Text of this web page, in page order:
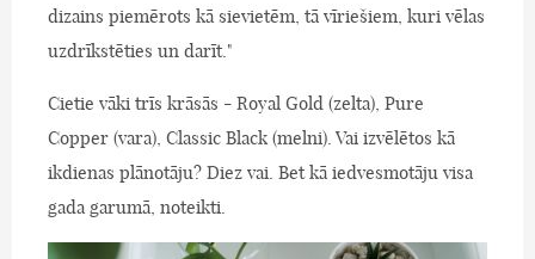
dizains piemērots kā sievietēm, tā vīriešiem, kuri vēlas
uzdrīkstēties un darīt."
Cietie vāki trīs krāsās - Royal Gold (zelta), Pure
Copper (vara), Classic Black (melni). Vai izvēlētos kā
ikdienas plānotāju? Diez vai. Bet kā iedvesmotāju visa
gada garumā, noteikti.